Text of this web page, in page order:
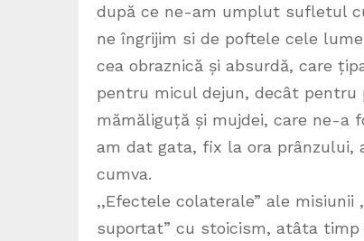
după ce ne-am umplut sufletul
ne îngrijim si de poftele cele
cea obraznică și absurdă, care
pentru micul dejun, decât
mămăliguță și mujdei, care ne-a
am dat gata, fix la ora prânzului,
cumva.
,,Efectele colaterale” ale
suportat” cu stoicism, atâta